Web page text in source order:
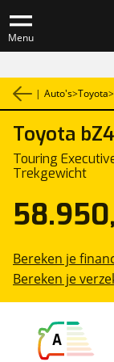
Menu
| Auto's>Toyota>
Toyota
Touring
Trekgewicht
A
Bereken je
Bereken je